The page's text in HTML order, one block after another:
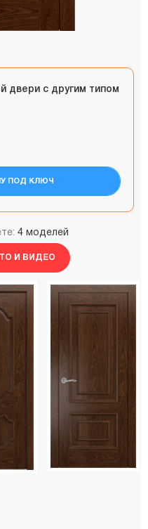
двери с другим типом
ПОД КЛЮЧ
4 моделей
И ВИДЕО